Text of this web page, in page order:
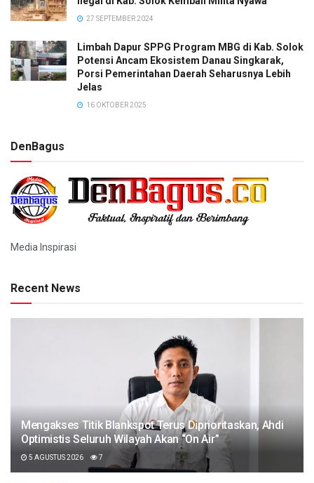
27 SEPTEMBER 2024
Limbah Dapur SPPG Program MBG di Kab. Solok
Potensi Ancam Ekosistem Danau Singkarak,
Porsi Pemerintahan Daerah Seharusnya Lebih
Jelas
16 OKTOBER 2025
DenBagus
Media Inspirasi
Recent News
Mengakses Titik Blankspot Terus Diprioritaskan, Ahdi
Optimistis Seluruh Wilayah Akan “On Air”
5 AGUSTUS 2026 7